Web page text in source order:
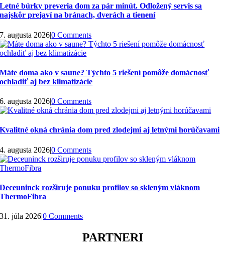
Letné búrky preveria dom za pár minút. Odložený servis sa
najskôr prejaví na bránach, dverách a tienení
7. augusta 2026|0 Comments
Máte doma ako v saune? Týchto 5 riešení pomôže domácnosť
ochladiť aj bez klimatizácie
6. augusta 2026|0 Comments
Kvalitné okná chránia dom pred zlodejmi aj letnými horúčavami
4. augusta 2026|0 Comments
Deceuninck rozširuje ponuku profilov so skleným vláknom
ThermoFibra
31. júla 2026|0 Comments
PARTNERI